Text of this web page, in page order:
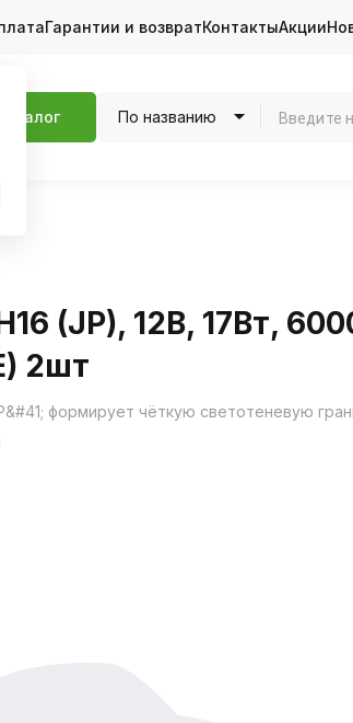
Гарантии и возвратКонтактыАкции
Каталог По названию
(JP), 12В, 17Вт,
2шт